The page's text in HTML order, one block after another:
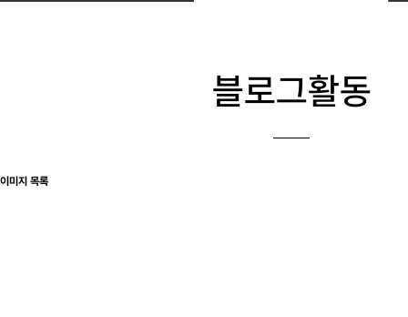
블로그활동
이미지 목록